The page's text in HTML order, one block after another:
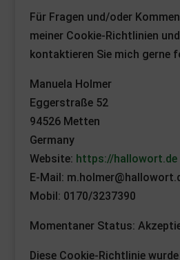
Für Fragen und/oder
meiner Cookie-Richtlinien
kontaktieren Sie mich gerne
Manuela Holmer
Eggerstraße 52
94526 Metten
Germany
Website: https://hallowort.de
E-Mail:
Mobil: 0170/3237390
Momentaner Status:
Diese Cookie-Richtlinie